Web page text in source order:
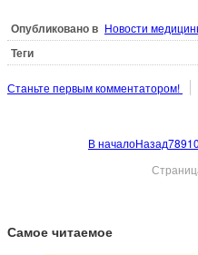
Опубликовано в Новости
Теги
Станьте первым комментатором!
В началоНазад78910
Самое читаемое